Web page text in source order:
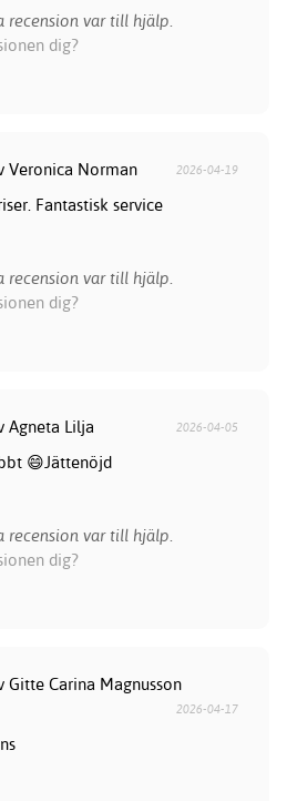
recension var till hjälp.
dig?
Veronica Norman 2026-04-19
Fantastisk service
recension var till hjälp.
dig?
Agneta Lilja 2026-04-05
😄Jättenöjd
recension var till hjälp.
dig?
Gitte Carina Magnusson
2026-04-17